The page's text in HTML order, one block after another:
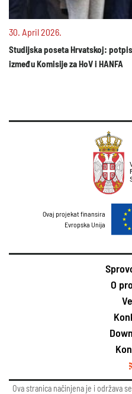
30. April 2026.
Studijska poseta Hrvatskoj:
između Komisije za HoV i HANFA
Ovaj projekat finansira
Evropska Unija
O
Ova stranica načinjena je i održava